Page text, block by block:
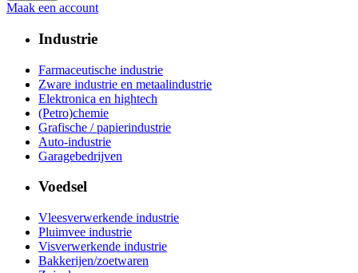
Maak een account
Industrie
Farmaceutische industrie
Zware industrie en metaalindustrie
Elektronica en hightech
(Petro)chemie
Grafische / papierindustrie
Auto-industrie
Garagebedrijven
Voedsel
Vleesverwerkende industrie
Pluimvee industrie
Visverwerkende industrie
Bakkerijen/zoetwaren